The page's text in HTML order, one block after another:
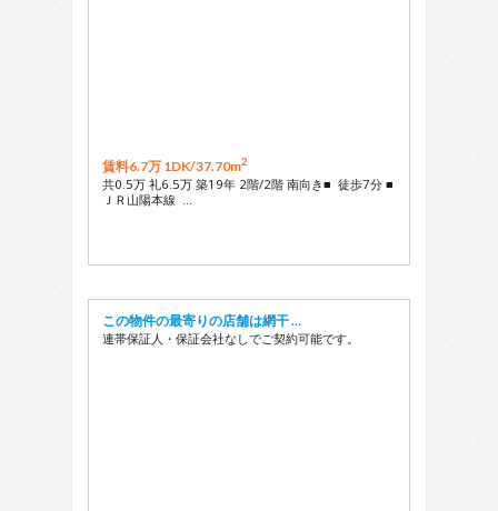
賃料6.7万 1DK/37.70m2
共0.5万 礼6.5万 築19年 2階/2階 南向き■ 徒歩7分 ■
ＪＲ山陽本線 …
この物件の最寄りの店舗は網干 …
連帯保証人・保証会社なしでご契約可能です。